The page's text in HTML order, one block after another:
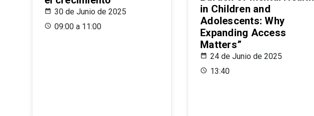
30 de Junio de 2025
09:00 a 11:00
in Children and
Adolescents: Why
Expanding Access
Matters”
24 de Junio de 2025
13:40